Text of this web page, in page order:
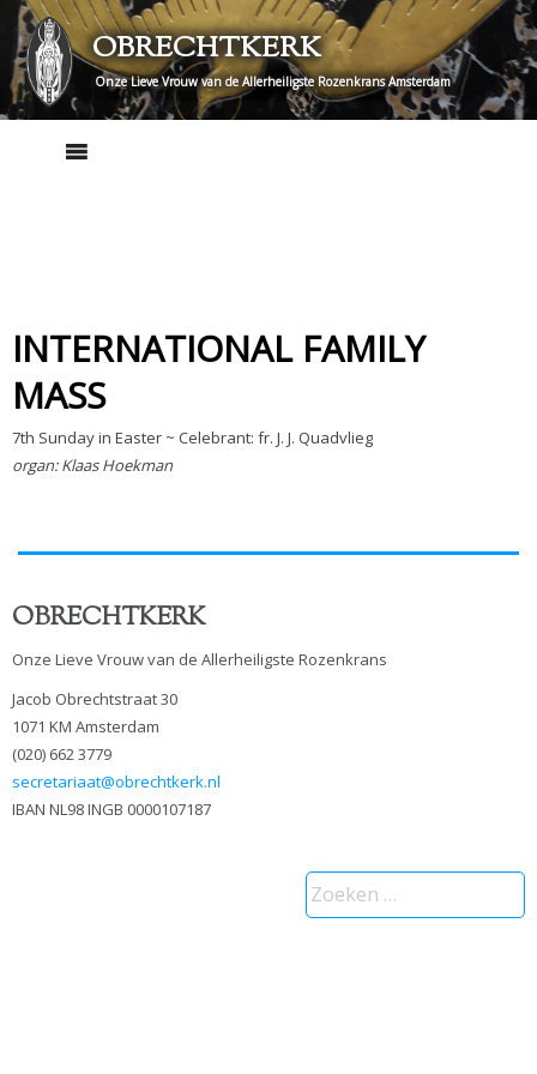
Skip
to
content
OBRECHTKERK
Onze Lieve Vrouw van de Allerheiligste Rozenkrans Amsterdam
INTERNATIONAL FAMILY
MASS
7th Sunday in Easter ~ Celebrant: fr. J. J. Quadvlieg
organ: Klaas Hoekman
OBRECHTKERK
Onze Lieve Vrouw van de Allerheiligste Rozenkrans
Jacob Obrechtstraat 30
1071 KM Amsterdam
(020) 662 3779
secretariaat@obrechtkerk.nl
IBAN NL98 INGB 0000107187
Zoeken
naar: